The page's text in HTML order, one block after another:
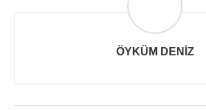
ÖYKÜM DENIZ